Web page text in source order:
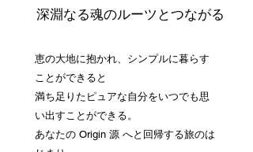
深淵なる魂のルーツとつながる
恵の大地に抱かれ、シンプルに暮らす
ことができると
満ち足りたピュアな自分をいつでも思
い出すことができる。
​あなたの Origin 源 へと回帰する旅のは